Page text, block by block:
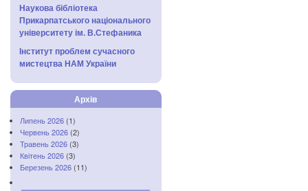
Наукова бібліотека
Прикарпатського національного
університету ім. В.Стефаника
Інститут проблем сучасного
мистецтва НАМ України
Архів
Липень 2026 (1)
Червень 2026 (2)
Травень 2026 (3)
Квітень 2026 (3)
Березень 2026 (11)